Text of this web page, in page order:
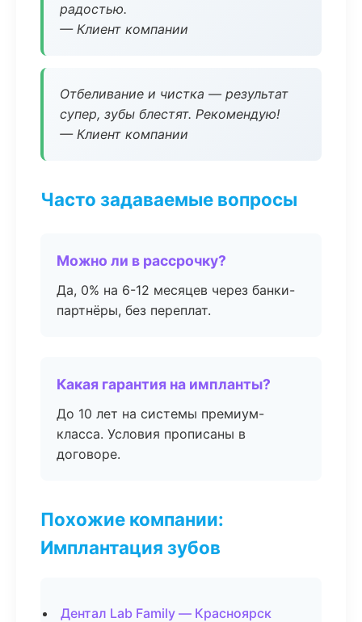
радостью.
— Клиент компании
Отбеливание и чистка — результат
супер, зубы блестят. Рекомендую!
— Клиент компании
Часто задаваемые вопросы
Можно ли в рассрочку?
Да, 0% на 6-12 месяцев через банки-
партнёры, без переплат.
Какая гарантия на импланты?
До 10 лет на системы премиум-
класса. Условия прописаны в
договоре.
Похожие компании:
Имплантация зубов
Дентал Lab Family — Красноярск